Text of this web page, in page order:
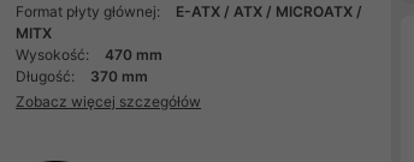
Format płyty głównej:
E-ATX / ATX / MICROATX /
MITX
Wysokość:
470 mm
Długość:
370 mm
Zobacz więcej szczegółów